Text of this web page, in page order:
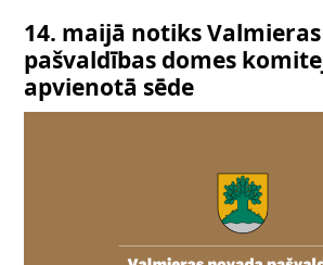
14. maijā notiks
pašvaldības domes
apvienotā sēde